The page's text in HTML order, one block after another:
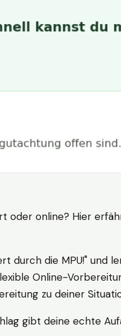
online? Hier
durch die MPU!" und
Online-
zu deiner
gibt deine echte